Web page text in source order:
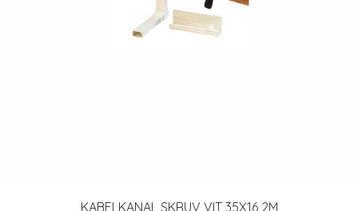
KABELKANAL SKRUV VIT 35X16 2M